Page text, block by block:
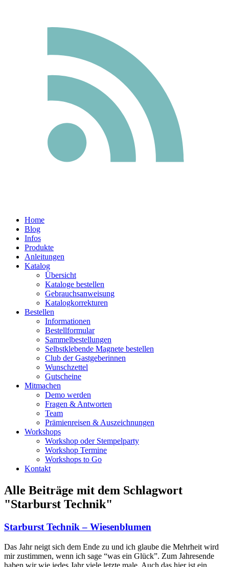
Home
Blog
Infos
Produkte
Anleitungen
Katalog
Übersicht
Kataloge bestellen
Gebrauchsanweisung
Katalogkorrekturen
Bestellen
Informationen
Bestellformular
Sammelbestellungen
Selbstklebende Magnete bestellen
Club der Gastgeberinnen
Wunschzettel
Gutscheine
Mitmachen
Demo werden
Fragen & Antworten
Team
Prämienreisen & Auszeichnungen
Workshops
Workshop oder Stempelparty
Workshop Termine
Workshops to Go
Kontakt
Alle Beiträge mit dem Schlagwort
"Starburst Technik"
Starburst Technik – Wiesenblumen
Das Jahr neigt sich dem Ende zu und ich glaube die Mehrheit wird
mir zustimmen, wenn ich sage “was ein Glück”. Zum Jahresende
haben wir wie jedes Jahr viele letzte male. Auch das hier ist ein